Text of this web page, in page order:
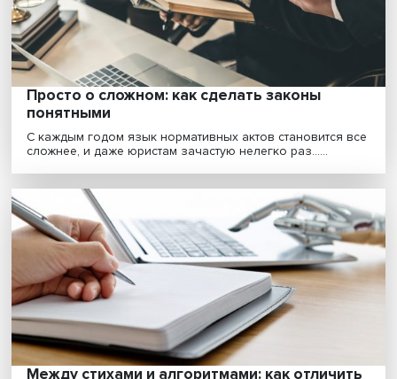
Просто о сложном: как сделать законы
понятными
С каждым годом язык нормативных актов
сложнее, и даже юристам зачастую нелегко раз......